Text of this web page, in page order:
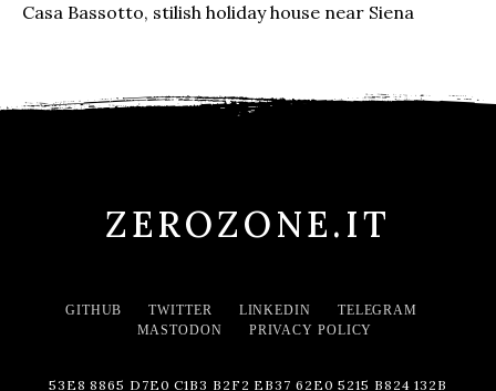
Casa Bassotto, stilish holiday house near Siena
ZEROZONE.IT
GITHUB TWITTER LINKEDIN
TELEGRAM
MASTODON
PRIVACY POLICY
53E8 8865 D7E0 C1B3 B2F2 EB37 62E0 5215 B824 132B